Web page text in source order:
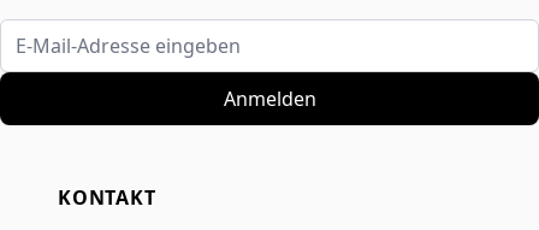
E-Mail-Adresse eingeben
Anmelden
KONTAKT